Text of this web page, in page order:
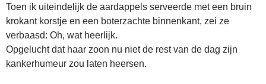
Toen ik uiteindelijk de aardappels serveerde met een bruin
krokant korstje en een boterzachte binnenkant, zei ze
verbaasd: Oh, wat heerlijk.
Opgelucht dat haar zoon nu niet de rest van de dag zijn
kankerhumeur zou laten heersen.